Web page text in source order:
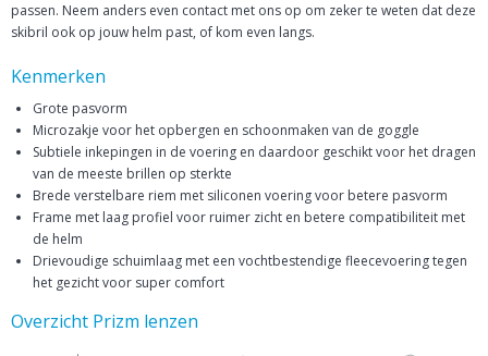
passen. Neem anders even contact met ons op om zeker te weten dat deze
skibril ook op jouw helm past, of kom even langs.
Kenmerken
Grote pasvorm
Microzakje voor het opbergen en schoonmaken van de goggle
Subtiele inkepingen in de voering en daardoor geschikt voor het dragen
van de meeste brillen op sterkte
Brede verstelbare riem met siliconen voering voor betere pasvorm
Frame met laag profiel voor ruimer zicht en betere compatibiliteit met
de helm
Drievoudige schuimlaag met een vochtbestendige fleecevoering tegen
het gezicht voor super comfort
Overzicht Prizm lenzen